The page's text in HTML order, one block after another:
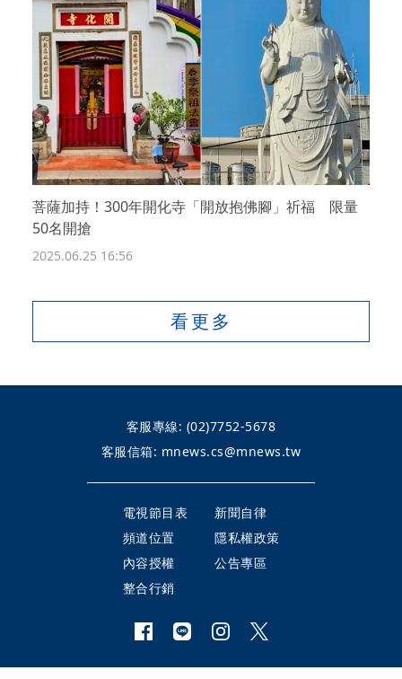
菩薩加持！300年開化寺「開放抱佛腳」祈福 限量
50名開搶
2025.06.25 16:56
看更多
客服專線: (02)7752-5678
客服信箱: mnews.cs@mnews.tw
電視節目表
新聞自律
頻道位置
隱私權政策
內容授權
公告專區
整合行銷